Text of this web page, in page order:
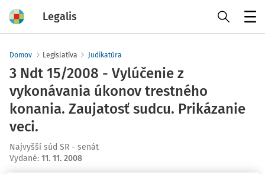
Legalis
Domov Legislatíva Judikatúra
3 Ndt 15/2008 - Vylúčenie z
vykonávania úkonov trestného
konania. Zaujatosť sudcu. Prikázanie
veci.
Najvyšší súd SR - senát
Vydané: 11. 11. 2008